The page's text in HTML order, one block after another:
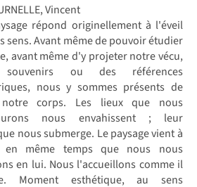
Vincent
répond originellement à l'éveil
sens. Avant même de pouvoir étudier
avant même d'y projeter notre vécu,
ou des références
nous y sommes présents de
corps. Les lieux que nous
nous envahissent ; leur
nous submerge. Le paysage vient à
en même temps que nous nous
en lui. Nous l'accueillons comme il
Moment esthétique, au sens